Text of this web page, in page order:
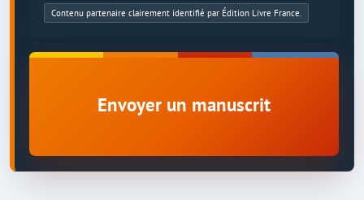
Contenu partenaire clairement identifié par Édition Livre France.
Envoyer un manuscrit